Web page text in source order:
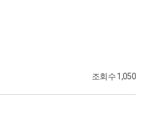
조회수 1,050